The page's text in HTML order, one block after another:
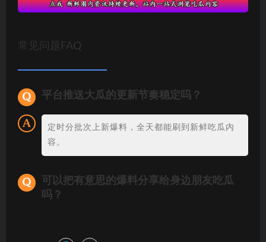
常见问题FAQ
平台推送大瓜的更新节奏稳定吗？
定时分批次上新爆料，全天都能刷到新鲜吃瓜内
容。
可以把有意思的爆料分享给身边朋友吃瓜
吗？